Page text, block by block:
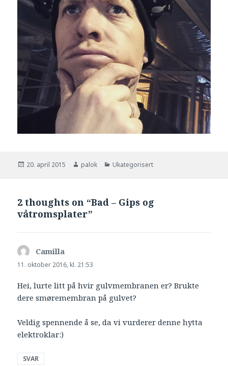
Publisert
20. april 2015 Forfatter
palok Kategorier
Ukategorisert
2 thoughts on “Bad – Gips og
våtromsplater”
Camilla
11. oktober 2016, kl. 21:53
Hei, lurte litt på hvir gulvmembranen er? Brukte
dere smøremembran på gulvet?
Veldig spennende å se, da vi vurderer denne hytta
elektroklar:)
SVAR